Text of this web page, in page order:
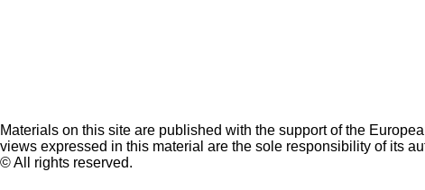
Materials on this site are published with the support of the
views expressed in this material are the sole responsibility of its
© All rights reserved.